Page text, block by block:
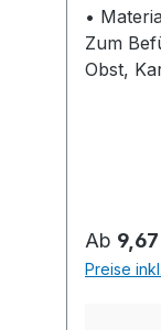
• Material:
Zum
Obst,
Ab
Preise